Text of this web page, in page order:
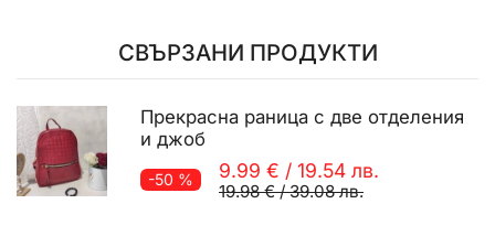
СВЪРЗАНИ ПРОДУКТИ
Прекрасна раница с две отделения
и джоб
-50 % 9.99 € / 19.54 лв.
19.98 €/39.08 лв.